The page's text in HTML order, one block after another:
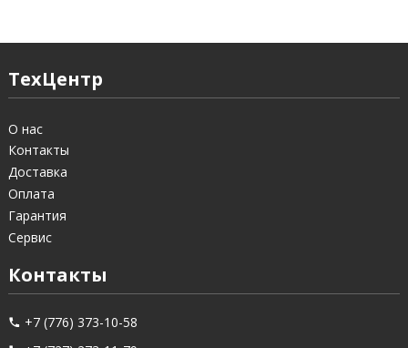
ТехЦентр
О нас
Контакты
Доставка
Оплата
Гарантия
Сервис
Контакты
+7 (776) 373-10-58